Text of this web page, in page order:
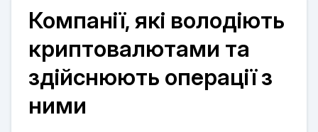
Компанії, які володіють
криптовалютами та
здійснюють операції з
ними